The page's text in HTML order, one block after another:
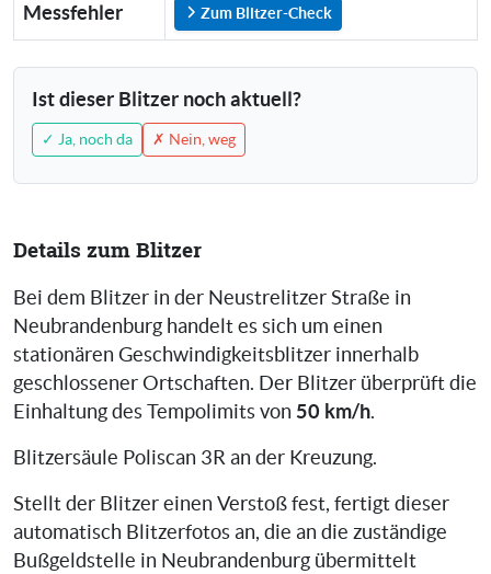
Messfehler Zum Blitzer-Check
Ist dieser Blitzer noch aktuell?
✓ Ja, noch da ✗ Nein, weg
Details zum Blitzer
Bei dem Blitzer in der Neustrelitzer Straße in
Neubrandenburg handelt es sich um einen
stationären Geschwindigkeitsblitzer innerhalb
geschlossener Ortschaften. Der Blitzer überprüft die
Einhaltung des Tempolimits von 50 km/h.
Blitzersäule Poliscan 3R an der Kreuzung.
Stellt der Blitzer einen Verstoß fest, fertigt dieser
automatisch Blitzerfotos an, die an die zuständige
Bußgeldstelle in Neubrandenburg übermittelt